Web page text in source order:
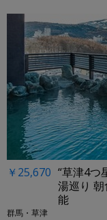
￥25,670 “草津4つ
湯巡り
能
群馬・草津